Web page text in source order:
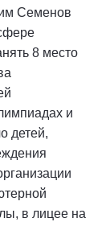
Семенов
8 место
и
детей,
в лицее на